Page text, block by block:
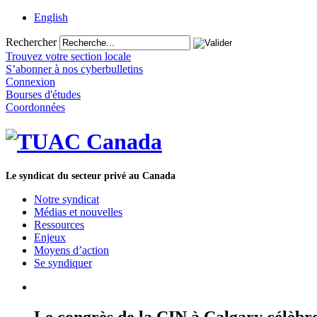
English
Rechercher
Trouvez votre section locale
S’abonner à nos cyberbulletins
Connexion
Bourses d'études
Coordonnées
Le syndicat du secteur privé au Canada
Notre syndicat
Médias et nouvelles
Ressources
Enjeux
Moyens d’action
Se syndiquer